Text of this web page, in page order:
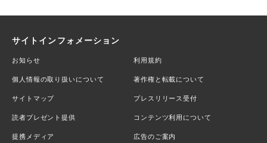
サイトインフォメーション
お知らせ 利用規約
個人情報の取り扱いについて 著作権と転載について
サイトマップ プレスリリース受付
読者プレゼント提供 コンテンツ利用について
提携メディア 広告のご案内